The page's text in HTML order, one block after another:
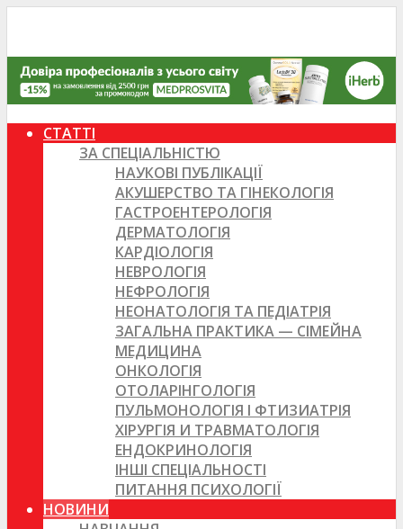
СТАТТІ
ЗА СПЕЦІАЛЬНІСТЮ
НАУКОВІ ПУБЛІКАЦІЇ
АКУШЕРСТВО ТА ГІНЕКОЛОГІЯ
ГАСТРОЕНТЕРОЛОГІЯ
ДЕРМАТОЛОГІЯ
КАРДІОЛОГІЯ
НЕВРОЛОГІЯ
НЕФРОЛОГІЯ
НЕОНАТОЛОГІЯ ТА ПЕДІАТРІЯ
ЗАГАЛЬНА ПРАКТИКА — СІМЕЙНА
МЕДИЦИНА
ОНКОЛОГІЯ
ОТОЛАРІНГОЛОГІЯ
ПУЛЬМОНОЛОГІЯ І ФТИЗИАТРІЯ
ХІРУРГІЯ И ТРАВМАТОЛОГІЯ
ЕНДОКРИНОЛОГІЯ
ІНШІ СПЕЦІАЛЬНОСТІ
ПИТАННЯ ПСИХОЛОГІЇ
НОВИНИ